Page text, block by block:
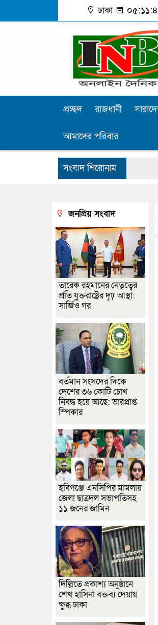
ঢাকা
প্রচ্ছদ রাজধানী
আমাদের পরিবার
সংবাদ শিরোনাম
জনপ্রিয় সংবাদ
তারেক রহমানের নেতৃত্বের
প্রতি যুক্তরাষ্ট্রের দৃঢ় আস্থা:
সার্জিও গর
বর্তমান সংসদের দিকে
দেশের ৩৬ কোটি চোখ
নিবদ্ধ হয়ে আছে: ভারপ্রাপ্ত
স্পিকার
হবিগঞ্জে এনসিপির মামলায়
জেলা ছাত্রদল সভাপতিসহ
১১ জনের জামিন
দিল্লিতে প্রকাশ্য অনুষ্ঠানে
শেখ হাসিনা বক্তব্য দেয়ায়
ক্ষুব্ধ ঢাকা